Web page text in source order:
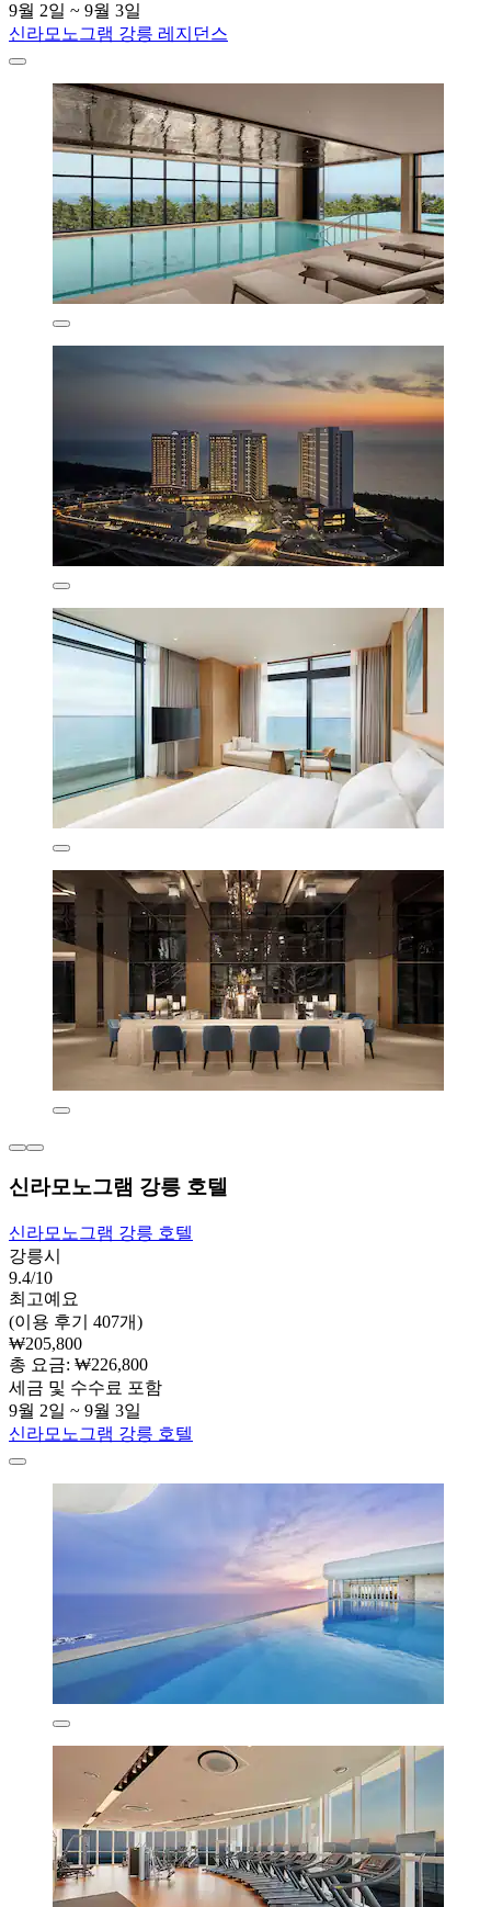
9월 2일 ~ 9월 3일
신라모노그램 강릉 레지던스
신라모노그램 강릉 호텔
신라모노그램 강릉 호텔
강릉시
9.4/10
최고예요
(이용 후기 407개)
₩205,800
총 요금: ₩226,800
세금 및 수수료 포함
9월 2일 ~ 9월 3일
신라모노그램 강릉 호텔